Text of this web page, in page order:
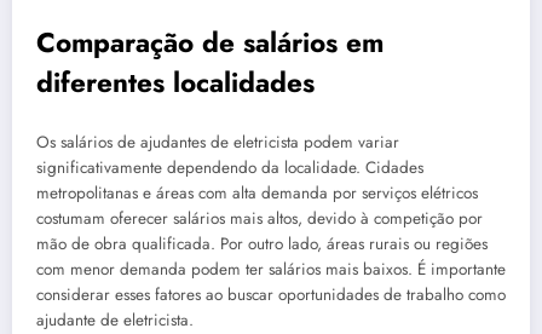
Comparação de salários em
diferentes localidades
Os salários de ajudantes de eletricista podem variar
significativamente dependendo da localidade. Cidades
metropolitanas e áreas com alta demanda por serviços elétricos
costumam oferecer salários mais altos, devido à competição por
mão de obra qualificada. Por outro lado, áreas rurais ou regiões
com menor demanda podem ter salários mais baixos. É importante
considerar esses fatores ao buscar oportunidades de trabalho como
ajudante de eletricista.